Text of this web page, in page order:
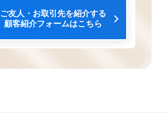
ご友人・お取引先を紹介する
顧客紹介フォームはこちら